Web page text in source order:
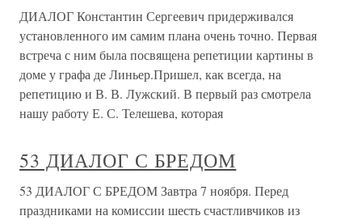
ДИАЛОГ Константин Сергеевич придерживался
установленного им самим плана очень точно. Первая
встреча с ним была посвящена репетиции картины в
доме у графа де Линьер.Пришел, как всегда, на
репетицию и В. В. Лужский. В первый раз смотрела
нашу работу Е. С. Телешева, которая
53 ДИАЛОГ С БРЕДОМ
53 ДИАЛОГ С БРЕДОМ Завтра 7 ноября. Перед
праздниками на комиссии шесть счастливчиков из